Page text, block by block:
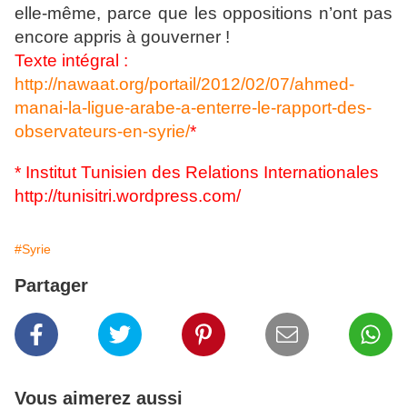
elle-même, parce que les oppositions n’ont pas
encore appris à gouverner !
Texte intégral :
http://nawaat.org/portail/2012/02/07/ahmed-
manai-la-ligue-arabe-a-enterre-le-rapport-des-
observateurs-en-syrie/*
* Institut Tunisien des Relations Internationales
http://tunisitri.wordpress.com/
#Syrie
Partager
Vous aimerez aussi